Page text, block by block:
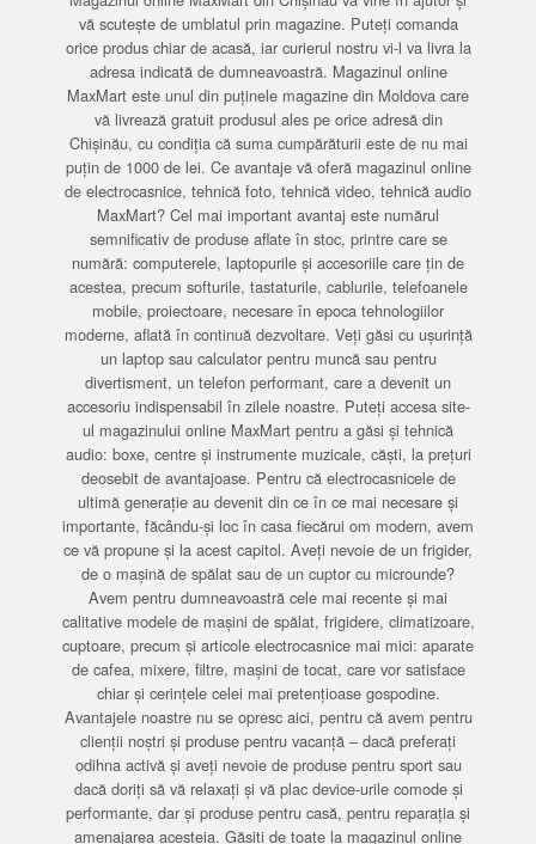
vă scutește de umblatul prin magazine. Puteți comanda
orice produs chiar de acasă, iar curierul nostru vi-l va livra la
adresa indicată de dumneavoastră. Magazinul online
MaxMart este unul din puținele magazine din Moldova care
vă livrează gratuit produsul ales pe orice adresă din
Chișinău, cu condiția că suma cumpărăturii este de nu mai
puțin de 1000 de lei. Ce avantaje vă oferă magazinul online
de electrocasnice, tehnică foto, tehnică video, tehnică audio
MaxMart? Cel mai important avantaj este numărul
semnificativ de produse aflate în stoc, printre care se
numără: computerele, laptopurile și accesoriile care țin de
acestea, precum softurile, tastaturile, cablurile, telefoanele
mobile, proiectoare, necesare în epoca tehnologiilor
moderne, aflată în continuă dezvoltare. Veți găsi cu ușurință
un laptop sau calculator pentru muncă sau pentru
divertisment, un telefon performant, care a devenit un
accesoriu indispensabil în zilele noastre. Puteți accesa site-
ul magazinului online MaxMart pentru a găsi și tehnică
audio: boxe, centre și instrumente muzicale, căști, la prețuri
deosebit de avantajoase. Pentru că electrocasnicele de
ultimă generație au devenit din ce în ce mai necesare și
importante, făcându-și loc în casa fiecărui om modern, avem
ce vă propune și la acest capitol. Aveți nevoie de un frigider,
de o mașină de spălat sau de un cuptor cu microunde?
Avem pentru dumneavoastră cele mai recente și mai
calitative modele de mașini de spălat, frigidere, climatizoare,
cuptoare, precum și articole electrocasnice mai mici: aparate
de cafea, mixere, filtre, mașini de tocat, care vor satisface
chiar și cerințele celei mai pretențioase gospodine.
Avantajele noastre nu se opresc aici, pentru că avem pentru
clienții noștri și produse pentru vacanță – dacă preferați
odihna activă și aveți nevoie de produse pentru sport sau
dacă doriți să vă relaxați și vă plac device-urile comode și
performante, dar și produse pentru casă, pentru reparația și
amenajarea acesteia. Găsiți de toate la magazinul online